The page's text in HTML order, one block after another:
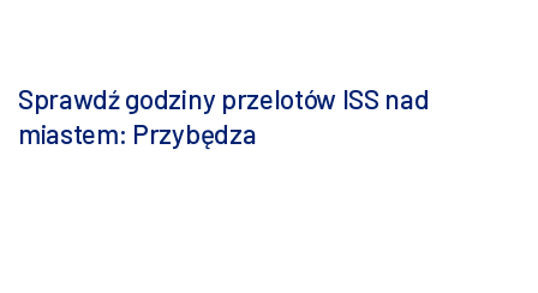
Sprawdź godziny przelotów ISS nad
miastem: Przybędza